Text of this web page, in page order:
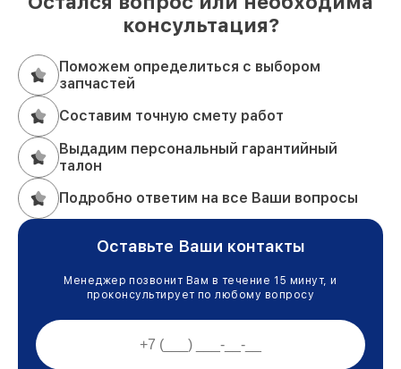
консультация?
Поможем определиться с выбором
запчастей
Составим точную смету работ
Выдадим персональный гарантийный
талон
Подробно ответим на все Ваши вопросы
Оставьте Ваши контакты
Менеджер позвонит Вам в течение 15 минут, и
проконсультирует по любому вопросу